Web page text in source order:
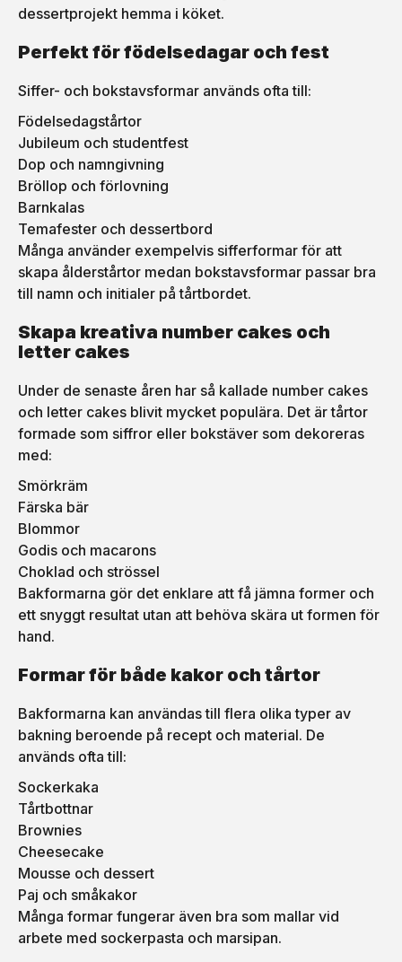
dessertprojekt hemma i köket.
Perfekt för födelsedagar och fest
Siffer- och bokstavsformar används ofta till:
Födelsedagstårtor
Jubileum och studentfest
Dop och namngivning
Bröllop och förlovning
Barnkalas
Temafester och dessertbord
Många använder exempelvis sifferformar för att
skapa ålderstårtor medan bokstavsformar passar bra
till namn och initialer på tårtbordet.
Skapa kreativa number cakes och
letter cakes
Under de senaste åren har så kallade number cakes
och letter cakes blivit mycket populära. Det är tårtor
formade som siffror eller bokstäver som dekoreras
med:
Smörkräm
Färska bär
Blommor
Godis och macarons
Choklad och strössel
Bakformarna gör det enklare att få jämna former och
ett snyggt resultat utan att behöva skära ut formen för
hand.
Formar för både kakor och tårtor
Bakformarna kan användas till flera olika typer av
bakning beroende på recept och material. De
används ofta till:
Sockerkaka
Tårtbottnar
Brownies
Cheesecake
Mousse och dessert
Paj och småkakor
Många formar fungerar även bra som mallar vid
arbete med sockerpasta och marsipan.